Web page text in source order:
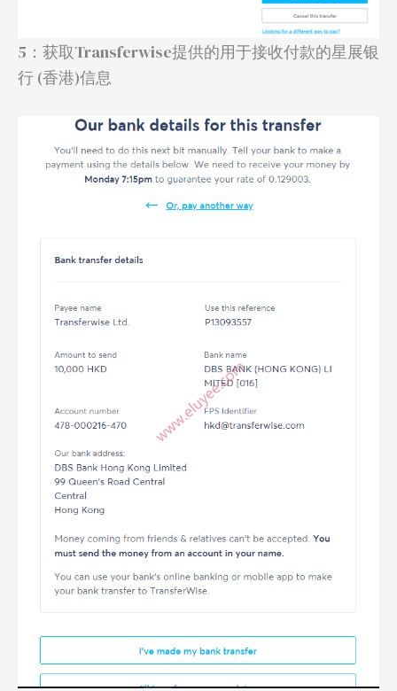
5：获取Transferwise提供的用于接收付款的星展银
行 (香港)信息